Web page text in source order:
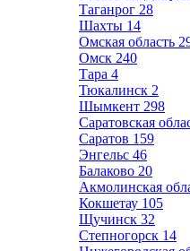
Таганрог 28
Шахты 14
Омская область
Омск 240
Тара 4
Тюкалинск 2
Шымкент 298
Саратовская
Саратов 159
Энгельс 46
Балаково 20
Акмолинская
Кокшетау 105
Щучинск 32
Степногорск 14